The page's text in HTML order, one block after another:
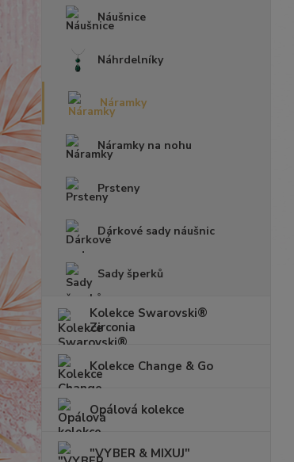
Náušnice
Náhrdelníky
Náramky
Náramky na nohu
Prsteny
Dárkové sady náušnic
Sady šperků
Kolekce Swarovski®
Zirconia
Kolekce Change & Go
Opálová kolekce
"VYBER & MIXUJ"